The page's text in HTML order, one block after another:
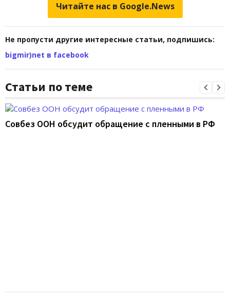
Читайте нас в Google.News
Не пропусти другие интересные статьи, подпишись:
bigmir)net в facebook
Статьи по теме
Совбез ООН обсудит обращение с пленными в РФ